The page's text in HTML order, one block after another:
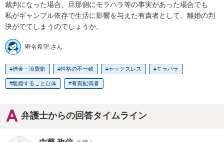
裁判になった場合、旦那側にモラハラ等の事実があった場合でも
私がギャンブル依存で生活に影響を与えた有責者として、離婚の判
決がでてしまうのでしょうか。
匿名希望 さん
借金・浪費癖 性格の不一致 セックスレス モラハラ
離婚すること自体 有責配偶者
弁護士からの回答タイムライン